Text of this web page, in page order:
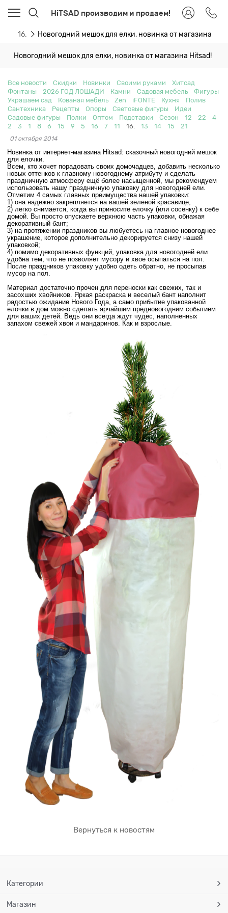
HiTSAD производим и продаем!
16. Новогодний мешок для елки, новинка от магазина
Новогодний мешок для елки, новинка от магазина Hitsad!
Все новости Скидки Новинки Своими руками
Хитсад
Фонтаны
2026 ГОД ЛОШАДИ Камни Садовая мебель
Фигуры
Украшаем сад
Кованая мебель Zen iFONTE Кухня
Полив
Сантехника
Рецепты Опоры Световые фигуры
Идеи
Садовые фигуры
Полки Оптом Подставки Сезон 12 22
4
2
3 1 8 6 15 9 5 16 7 11 16. 13 14 15 21
01 октября 2014
Новинка от интернет-магазина Hitsad: сказочный новогодний мешок
для елочки.
Всем, кто хочет порадовать своих домочадцев, добавить несколько
новых оттенков к главному новогоднему атрибуту и сделать
праздничную атмосферу ещё более насыщенной, мы рекомендуем
использовать нашу праздничную упаковку для новогодней ели.
Отметим 4 самых главных преимущества нашей упаковки:
1) она надежно закрепляется на вашей зеленой красавице;
2) легко снимается, когда вы приносите елочку (или сосенку) к себе
домой. Вы просто опускаете верхнюю часть упаковки, обнажая
декоративный бант;
3) на протяжении праздников вы любуетесь на главное новогоднее
украшение, которое дополнительно декорируется снизу нашей
упаковкой;
4) помимо декоративных функций, упаковка для новогодней ели
удобна тем, что не позволяет мусору и хвое осыпаться на пол.
После праздников упаковку удобно одеть обратно, не просыпав
мусор на пол.
Материал достаточно прочен для переноски как свежих, так и
засохших хвойников. Яркая раскраска и веселый бант наполнит
радостью ожидание Нового Года, а само прибытие упакованной
елочки в дом можно сделать ярчайшим предновогодним событием
для ваших детей. Ведь они всегда ждут чудес, наполненных
запахом свежей хвои и мандаринов. Как и взрослые.
Вернуться к новостям
Категории
Магазин